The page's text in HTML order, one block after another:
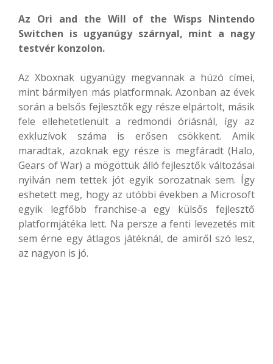
Az Ori and the Will of the Wisps Nintendo
Switchen is ugyanúgy szárnyal, mint a nagy
testvér konzolon.
Az Xboxnak ugyanúgy megvannak a húzó címei,
mint bármilyen más platformnak. Azonban az évek
során a belsős fejlesztők egy része elpártolt, másik
fele ellehetetlenült a redmondi óriásnál, így az
exkluzívok száma is erősen csökkent. Amik
maradtak, azoknak egy része is megfáradt (Halo,
Gears of War) a mögöttük álló fejlesztők változásai
nyilván nem tettek jót egyik sorozatnak sem. Így
eshetett meg, hogy az utóbbi években a Microsoft
egyik legfőbb franchise-a egy külsős fejlesztő
platformjátéka lett. Na persze a fenti levezetés mit
sem érne egy átlagos játéknál, de amiről szó lesz,
az nagyon is jó.